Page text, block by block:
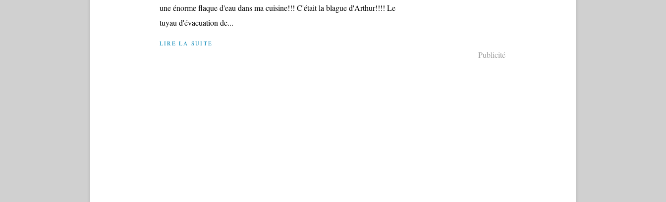
une énorme flaque d'eau dans ma cuisine!!! C'était la blague d'Arthur!!!! Le
tuyau d'évacuation de...
LIRE LA SUITE
Publicité